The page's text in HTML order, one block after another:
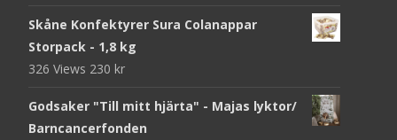
Skåne Konfektyrer Sura Colanappar
Storpack - 1,8 kg
326 Views 230 kr
Godsaker "Till mitt hjärta" - Majas lyktor/
Barncancerfonden